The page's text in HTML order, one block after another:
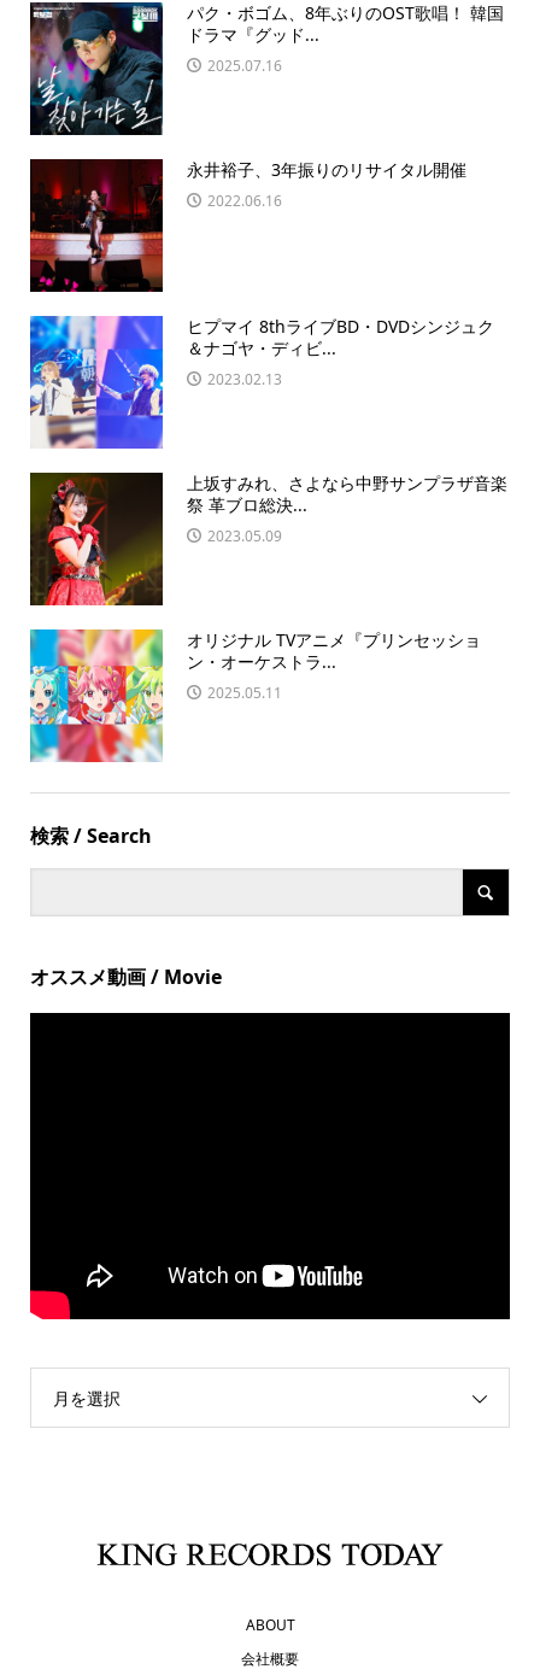
パク・ボゴム、8年ぶりのOST歌唱！ 韓国
ドラマ『グッド...
2025.07.16
永井裕子、3年振りのリサイタル開催
2022.06.16
ヒプマイ 8thライブBD・DVDシンジュク
＆ナゴヤ・ディビ...
2023.02.13
上坂すみれ、さよなら中野サンプラザ音楽
祭 革ブロ総決...
2023.05.09
オリジナル TVアニメ『プリンセッショ
ン・オーケストラ...
2025.05.11
検索 / Search
オススメ動画 / Movie
月を選択
ABOUT
会社概要